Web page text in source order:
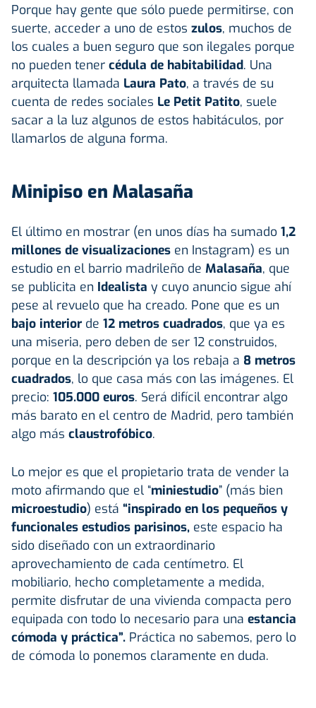
Porque hay gente que sólo puede permitirse, con
suerte, acceder a uno de estos zulos, muchos de
los cuales a buen seguro que son ilegales porque
no pueden tener cédula de habitabilidad. Una
arquitecta llamada Laura Pato, a través de su
cuenta de redes sociales Le Petit Patito, suele
sacar a la luz algunos de estos habitáculos, por
llamarlos de alguna forma.
Minipiso en Malasaña
El último en mostrar (en unos días ha sumado 1,2
millones de visualizaciones en Instagram) es un
estudio en el barrio madrileño de Malasaña, que
se publicita en Idealista y cuyo anuncio sigue ahí
pese al revuelo que ha creado. Pone que es un
bajo interior de 12 metros cuadrados, que ya es
una miseria, pero deben de ser 12 construidos,
porque en la descripción ya los rebaja a 8 metros
cuadrados, lo que casa más con las imágenes. El
precio: 105.000 euros. Será difícil encontrar algo
más barato en el centro de Madrid, pero también
algo más claustrofóbico.
Lo mejor es que el propietario trata de vender la
moto afirmando que el “miniestudio” (más bien
microestudio) está “inspirado en los pequeños y
funcionales estudios parisinos, este espacio ha
sido diseñado con un extraordinario
aprovechamiento de cada centímetro. El
mobiliario, hecho completamente a medida,
permite disfrutar de una vivienda compacta pero
equipada con todo lo necesario para una estancia
cómoda y práctica”. Práctica no sabemos, pero lo
de cómoda lo ponemos claramente en duda.